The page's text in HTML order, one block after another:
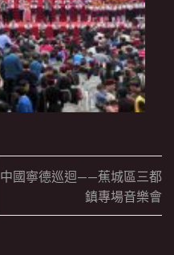
中國寧德巡迴——蕉城區三都
鎮專場音樂會